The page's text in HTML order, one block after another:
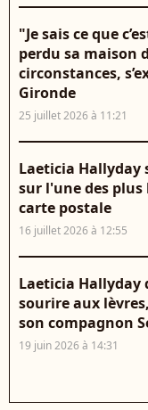
"Je sais ce que
perdu sa maison
circonstances,
Gironde
25 juillet 2026 à 11:21
Laeticia Hallyday
sur l'une des plus
carte postale
16 juillet 2026 à 12:55
Laeticia Hallyday
sourire aux
son compagnon
19 juin 2026 à 14:31